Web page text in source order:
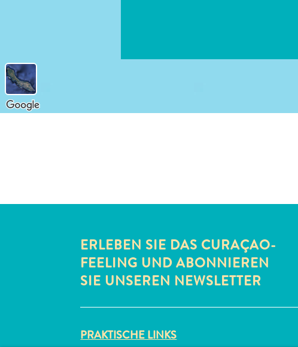
ERLEBEN SIE DAS CURAÇAO-
FEELING UND ABONNIEREN
SIE UNSEREN NEWSLETTER
PRAKTISCHE LINKS